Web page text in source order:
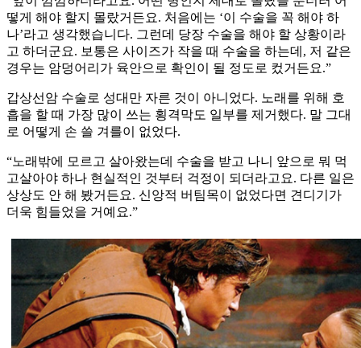
떻게 해야 할지 몰랐거든요. 처음에는 ‘이 수술을 꼭 해야 하
나’라고 생각했습니다. 그런데 당장 수술을 해야 할 상황이라
고 하더군요. 보통은 사이즈가 작을 때 수술을 하는데, 저 같은
경우는 암덩어리가 육안으로 확인이 될 정도로 컸거든요.”
갑상선암 수술로 성대만 자른 것이 아니었다. 노래를 위해 호
흡을 할 때 가장 많이 쓰는 횡격막도 일부를 제거했다. 말 그대
로 어떻게 손 쓸 겨를이 없었다.
“노래밖에 모르고 살아왔는데 수술을 받고 나니 앞으로 뭐 먹
고살아야 하나 현실적인 것부터 걱정이 되더라고요. 다른 일은
상상도 안 해 봤거든요. 신앙적 버팀목이 없었다면 견디기가
더욱 힘들었을 거예요.”